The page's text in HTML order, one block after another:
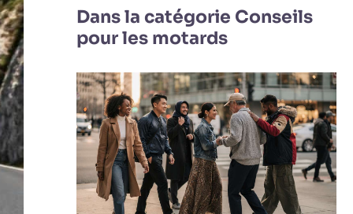
rDans la catégorie Conseils
pour les motards